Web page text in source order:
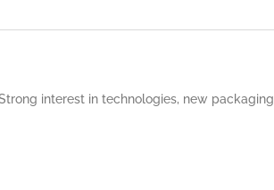
interest in technologies, new packaging